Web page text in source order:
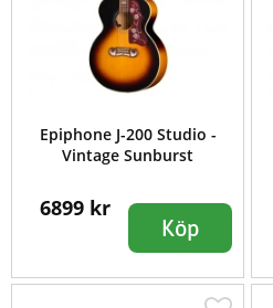
Epiphone J-200 Studio -
Vintage Sunburst
6899 kr
Köp